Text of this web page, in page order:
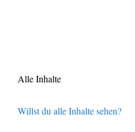
Alle Inhalte
Willst du alle Inhalte sehen?